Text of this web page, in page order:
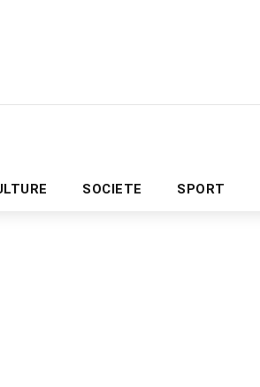
SOCIETE SPORTPUBLICITÉ